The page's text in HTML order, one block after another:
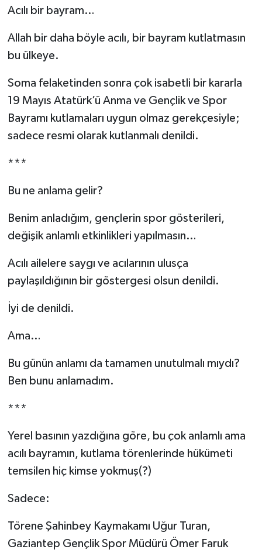
Acılı bir bayram…
Allah bir daha böyle acılı, bir bayram kutlatmasın
bu ülkeye.
Soma felaketinden sonra çok isabetli bir kararla
19 Mayıs Atatürk’ü Anma ve Gençlik ve Spor
Bayramı kutlamaları uygun olmaz gerekçesiyle;
sadece resmi olarak kutlanmalı denildi.
***
Bu ne anlama gelir?
Benim anladığım, gençlerin spor gösterileri,
değişik anlamlı etkinlikleri yapılmasın…
Acılı ailelere saygı ve acılarının ulusça
paylaşıldığının bir göstergesi olsun denildi.
İyi de denildi.
Ama…
Bu günün anlamı da tamamen unutulmalı mıydı?
Ben bunu anlamadım.
***
Yerel basının yazdığına göre, bu çok anlamlı ama
acılı bayramın, kutlama törenlerinde hükümeti
temsilen hiç kimse yokmuş(?)
Sadece:
Törene Şahinbey Kaymakamı Uğur Turan,
Gaziantep Gençlik Spor Müdürü Ömer Faruk
Magazin
Müzik
Resmi İlanlar
Siyaset
Spor
Türkiye
Video Haber
Yaşam
Yeme-İçme